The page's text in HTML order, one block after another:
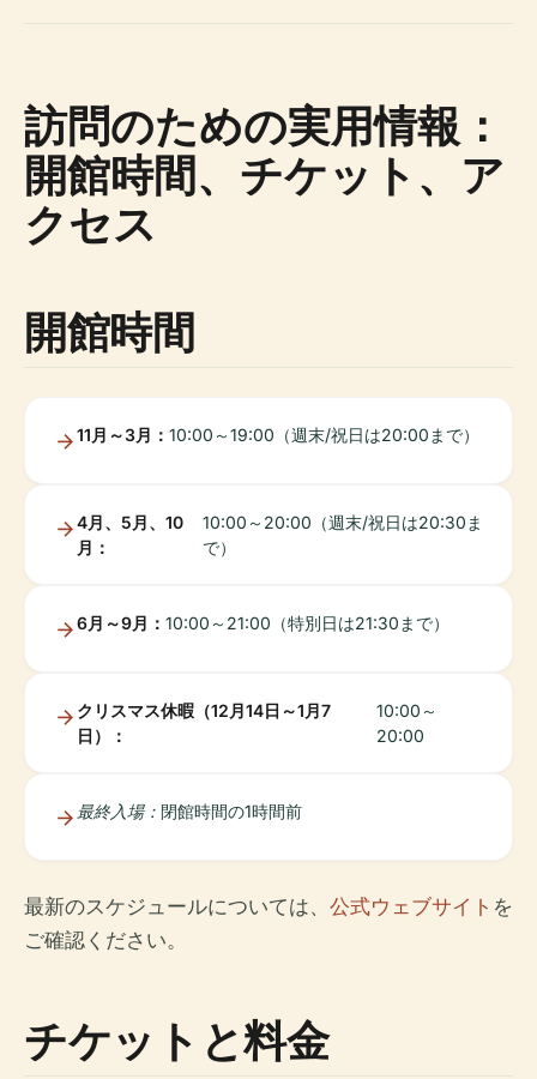
訪問のための実用情報：
開館時間、チケット、ア
クセス
開館時間
11月～3月： 10:00～19:00（週末/祝日は20:00まで）
4月、5月、10
月：
10:00～20:00（週末/祝日は20:30ま
で）
6月～9月： 10:00～21:00（特別日は21:30まで）
クリスマス休暇（12月14日～1月7
日）：
10:00～
20:00
最終入場： 閉館時間の1時間前
最新のスケジュールについては、 公式ウェブサイト を
ご確認ください。
チケットと料金